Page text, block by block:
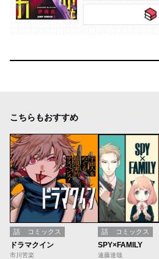
こちらもおすすめ
話 コミックス
ドラマクイン
市川苦楽
話 コミックス
SPY×FAMILY
遠藤達哉